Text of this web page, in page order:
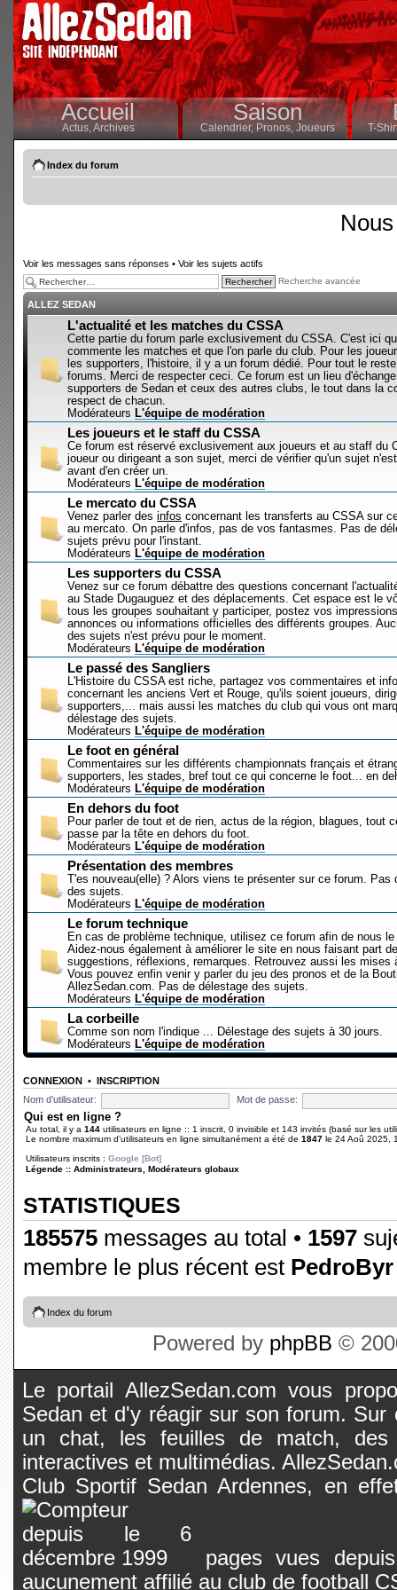
Accueil
Actus,Archives
Saison
Calendrier,Pronos, Joueurs T-
Index du forum
Voir les messages sans réponses • Voir les sujets actifs
Recherche avancée
ALLEZ SEDAN
L'actualité et les matches du CSSA
Cette partie du forum parle exclusivement du CSSA. C'est ici
commente les matches et que l'on parle du club. Pour les
les supporters, l'histoire, il y a un forum dédié. Pour tout le
forums. Merci de respecter ceci. Ce forum est un lieu
supporters de Sedan et ceux des autres clubs, le tout dans la
respect de chacun.
Modérateurs L'équipe de modération
Les joueurs et le staff du CSSA
Ce forum est réservé exclusivement aux joueurs et au staff du
joueur ou dirigeant a son sujet, merci de vérifier qu'un sujet
avant d'en créer un.
Modérateurs L'équipe de modération
Le mercato du CSSA
Venez parler des infos concernant les transferts au CSSA sur
au mercato. On parle d'infos, pas de vos fantasmes. Pas de
sujets prévu pour l'instant.
Modérateurs L'équipe de modération
Les supporters du CSSA
Venez sur ce forum débattre des questions concernant
au Stade Dugauguez et des déplacements. Cet espace est le
tous les groupes souhaitant y participer, postez vos
annonces ou informations officielles des différents groupes.
des sujets n'est prévu pour le moment.
Modérateurs L'équipe de modération
Le passé des Sangliers
L'Histoire du CSSA est riche, partagez vos commentaires et
concernant les anciens Vert et Rouge, qu'ils soient joueurs,
supporters,... mais aussi les matches du club qui vous ont
délestage des sujets.
Modérateurs L'équipe de modération
Le foot en général
Commentaires sur les différents championnats français et
supporters, les stades, bref tout ce qui concerne le foot... en
Modérateurs L'équipe de modération
En dehors du foot
Pour parler de tout et de rien, actus de la région, blagues, tout
passe par la tête en dehors du foot.
Modérateurs L'équipe de modération
Présentation des membres
T'es nouveau(elle) ? Alors viens te présenter sur ce forum. Pas
des sujets.
Modérateurs L'équipe de modération
Le forum technique
En cas de problème technique, utilisez ce forum afin de nous le
Aidez-nous également à améliorer le site en nous faisant part
suggestions, réflexions, remarques. Retrouvez aussi les mises
Vous pouvez enfin venir y parler du jeu des pronos et de la
AllezSedan.com. Pas de délestage des sujets.
Modérateurs L'équipe de modération
La corbeille
Comme son nom l'indique ... Délestage des sujets à 30 jours.
Modérateurs L'équipe de modération
CONNEXION • INSCRIPTION
Nom d’utilisateur:
Mot de passe:
Qui est en ligne ?
Au total, il y a 144 utilisateurs en ligne :: 1 inscrit, 0 invisible et 143 invités (basé sur les
Le nombre maximum d’utilisateurs en ligne simultanément a été de 1847 le 24 Aoû 2025,
Utilisateurs inscrits : Google [Bot]
Légende :: Administrateurs Modérateurs globaux
STATISTIQUES
185575 messages au total • 1597
membre le plus récent est PedroByr
Index du forum
Powered by phpBB ©
Le portail AllezSedan.com vous
Sedan et d'y réagir sur son forum.
un chat, les feuilles de match, des
interactives et multimédias.
Club Sportif Sedan Ardennes, en
pages vues
aucunement affilié au club de football